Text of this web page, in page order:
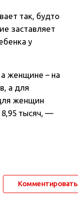
так, будто
заставляет
у
женщине – на
а для
женщин
8,95 тысяч, —
Комментировать